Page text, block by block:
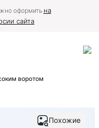
оформить на
сайта
воротом
Похожие